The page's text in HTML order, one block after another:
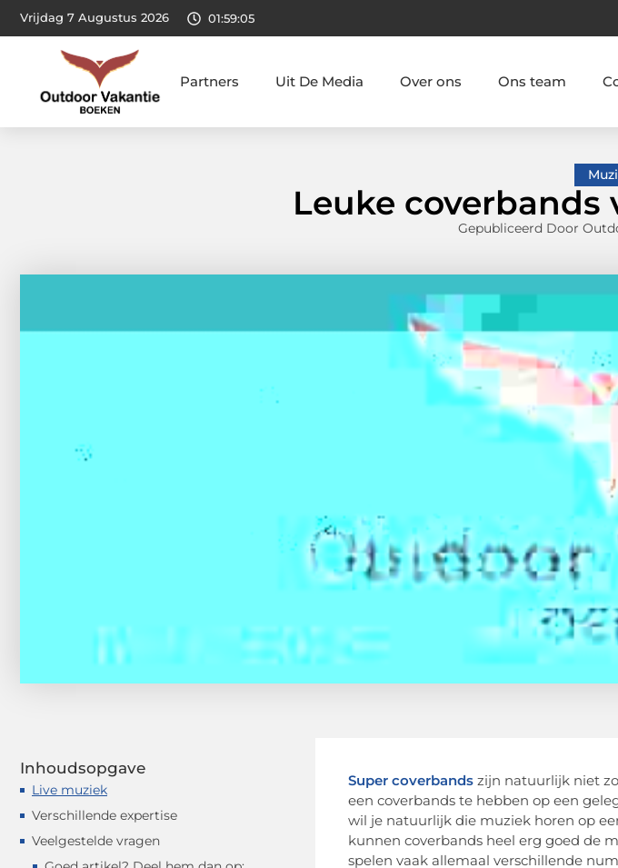
Vrijdag 7 Augustus 2026 01:59:06
Partners Uit De Media Over ons Ons team
Leuke coverbands
Gepubliceerd Door
Inhoudsopgave
Live muziek
Verschillende expertise
Veelgestelde vragen
Super coverbands zijn natuurlijk niet
een coverbands te hebben op een
wil je natuurlijk die muziek horen op
kunnen coverbands heel erg goed de
spelen vaak allemaal verschillende